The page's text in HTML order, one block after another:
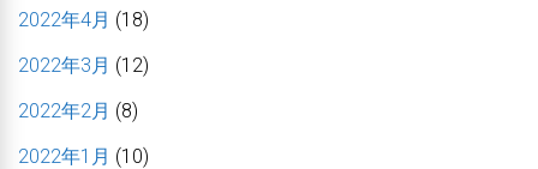
2022年4月 (18)
2022年3月 (12)
2022年2月 (8)
2022年1月 (10)